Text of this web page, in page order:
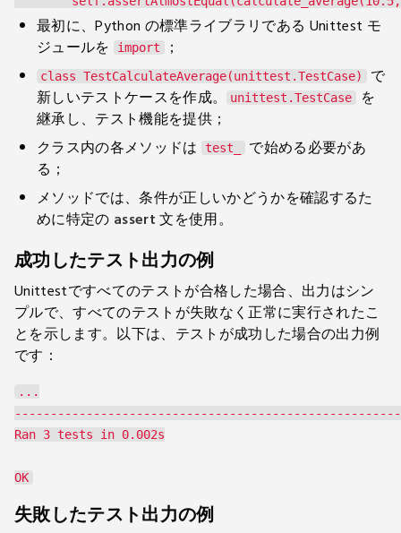
最初に、Python の標準ライブラリである Unittest モ
ジュールを
import ；
class TestCalculateAverage(unittest.TestCase)
で
新しいテストケースを作成。
unittest.TestCase
を
継承し、テスト機能を提供；
クラス内の各メソッドは
test_
で始める必要があ
る；
メソッドでは、条件が正しいかどうかを確認するた
めに特定の assert文を使用。
成功したテスト出力の例
Unittestですべてのテストが合格した場合、出力はシン
プルで、すべてのテストが失敗なく正常に実行されたこ
とを示します。以下は、テストが成功した場合の出力例
です：
...
Ran 3 tests in 0.002s
失敗したテスト出力の例